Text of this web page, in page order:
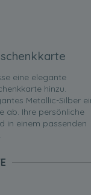
eine elegante
hinzu.
Metallic-Silber
ab. Ihre persönliche
in einem passenden